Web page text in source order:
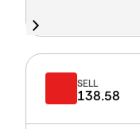
SELL
138.58